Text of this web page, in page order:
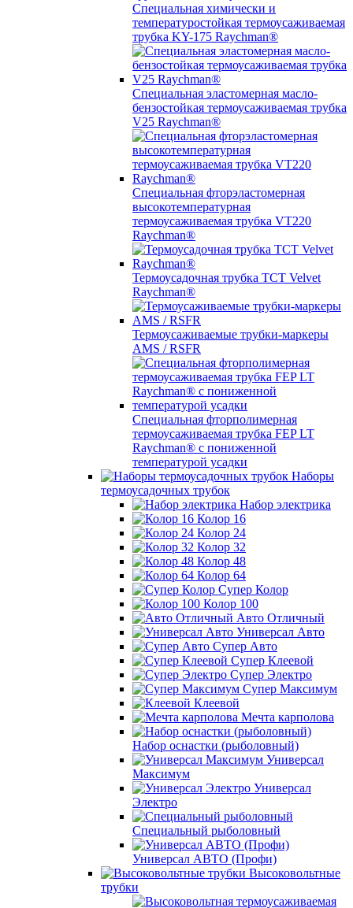
Специальная химически и
температуростойкая термоусаживаемая
трубка KY-175 Raychman®
Специальная эластомерная масло-
бензостойкая термоусаживаемая трубка
V25 Raychman®
Специальная фторэластомерная
высокотемпературная
термоусаживаемая трубка VT220
Raychman®
Термоусадочная трубка TCT Velvet
Raychman®
Термоусаживаемые трубки-маркеры
AMS / RSFR
Специальная фторполимерная
термоусаживаемая трубка FEP LT
Raychman® с пониженной
температурой усадки
Наборы
термоусадочных трубок
Набор электрика
Колор 16
Колор 24
Колор 32
Колор 48
Колор 64
Супер Колор
Колор 100
Авто Отличный
Универсал Авто
Супер Авто
Супер Клеевой
Супер Электро
Супер Максимум
Клеевой
Мечта карполова
Набор оснастки (рыболовный)
Универсал
Максимум
Универсал
Электро
Специальный рыболовный
Универсал АВТО (Профи)
Высоковольтные
трубки